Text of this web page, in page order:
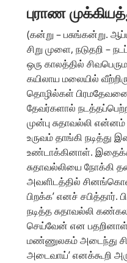
புராண
(கன்று – பசுங்கன்று.
சிறு முளை, நடுதறி –
ஒரு காலத்தில்
கயிலாய மலையில்
தொழில்கள்
தேவர்களால்
முன்பு சுதாவல்லி
உருவம் தாங்கி நடித்து
உண்டாக்கினாள்.
சுதாவல்லியை நோக்கி
அவளிடத்தில்
பிறக்க’ எனச் சபித்தார்.
நடித்த சுதாவல்லி
செய்வேன் என
மண்ணுலகம் அடைந்து
அடைவாய்’ எனக்கூறி